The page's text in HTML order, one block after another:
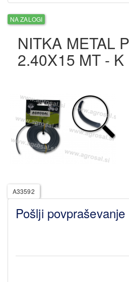
NA ZALOGI
NITKA METAL
2.40X15 MT - K
A33592
Pošlji povpraševanje